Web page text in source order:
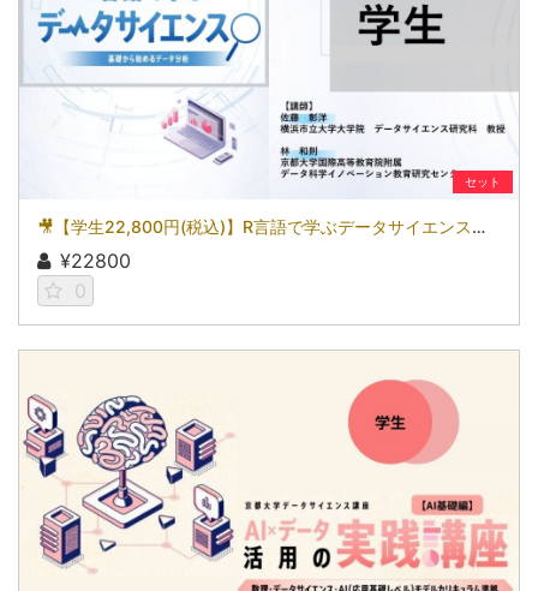
セット
🎥【学生22,800円(税込)】R言語で学ぶデータサイエンス～基礎から始めるデータ分析～［京都大学データサイエンス講座］（2026）
¥22800
0